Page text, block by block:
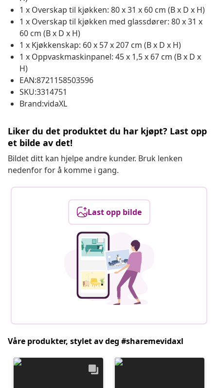
1 x Overskap til kjøkken: 80 x 31 x 60 cm (B x D x H)
1 x Overskap til kjøkken med glassdører: 80 x 31 x
60 cm (B x D x H)
1 x Kjøkkenskap: 60 x 57 x 207 cm (B x D x H)
1 x Oppvaskmaskinpanel: 45 x 1,5 x 67 cm (B x D x
H)
EAN:8721158503596
SKU:3314751
Brand:vidaXL
Liker du det produktet du har kjøpt? Last opp
et bilde av det!
Bildet ditt kan hjelpe andre kunder. Bruk lenken
nedenfor for å komme i gang.
Last opp bilde
Våre produkter, stylet av deg #sharemevidaxl